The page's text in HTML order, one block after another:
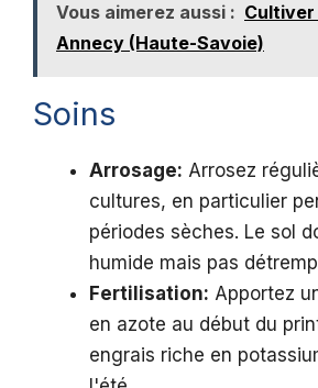
Vous aimerez aussi : Cultiver
Annecy (Haute-Savoie)
Soins
Arrosage: Arrosez
cultures, en particulier
périodes sèches. Le sol
humide mais pas
Fertilisation: Apportez
en azote au début du
engrais riche en